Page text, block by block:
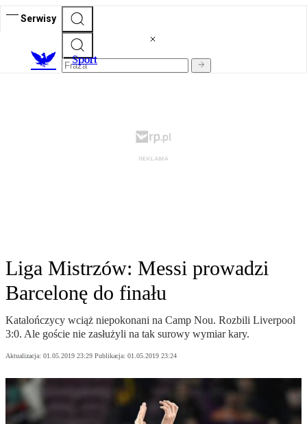
Serwisy
Sport
Liga Mistrzów: Messi prowadzi
Barcelonę do finału
Katalończycy wciąż niepokonani na Camp Nou. Rozbili Liverpool
3:0. Ale goście nie zasłużyli na tak surowy wymiar kary.
Aktualizacja: 01.05.2019 23:29 Publikacja: 01.05.2019 23:24